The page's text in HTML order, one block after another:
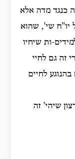
כנגד מדה אלא
יו"ח שי', שהוא
ות שיחיו
זה גם לחיי
לחיים
שיהי' זה